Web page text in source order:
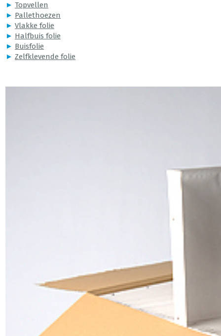
► Topvellen
► Pallethoezen
► Vlakke folie
► Halfbuis folie
► Buisfolie
► Zelfklevende folie